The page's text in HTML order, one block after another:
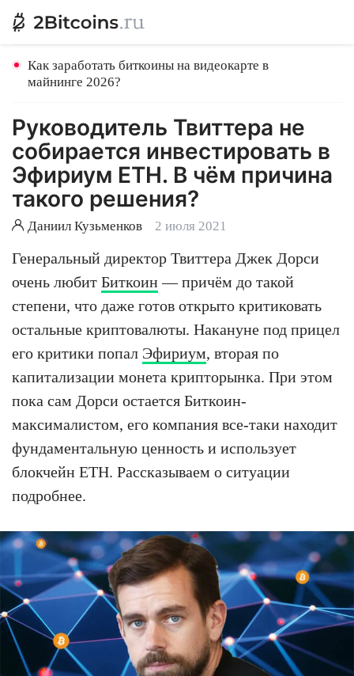
Как заработать биткоины на видеокарте в
майнинге 2026?
Руководитель Твиттера не
собирается инвестировать в
Эфириум ETH. В чём причина
такого решения?
Даниил Кузьменков 2 июля 2021
Генеральный директор Твиттера Джек Дорси
очень любит Биткоин — причём до такой
степени, что даже готов открыто критиковать
остальные криптовалюты. Накануне под прицел
его критики попал Эфириум, вторая по
капитализации монета крипторынка. При этом
пока сам Дорси остается Биткоин-
максималистом, его компания все-таки находит
фундаментальную ценность и использует
блокчейн ETH. Рассказываем о ситуации
подробнее.